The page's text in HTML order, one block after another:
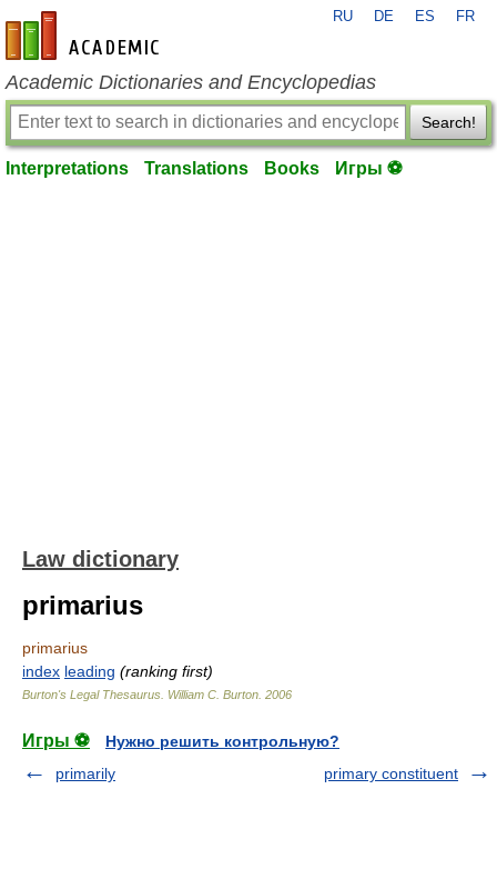
en-academic.com
RU DE ES FR
Academic Dictionaries and Encyclopedias
Search!
Interpretations Translations Books Игры ⚽
Law dictionary
primarius
primarius
index leading (ranking first)
Burton's Legal Thesaurus. William C. Burton 2006
Игры ⚽
Нужно решить контрольную?
primarily
primary constituent